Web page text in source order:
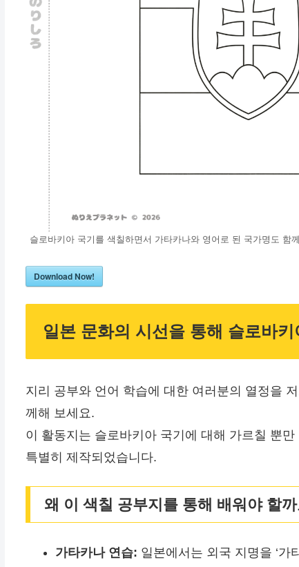
슬로바키아 국기를 색칠하면서 가타카나와 영어로 된 국가명도 함
Download Now!
일본 문화의 시선을 통해 슬로바
지리 공부와 언어 학습에 대한 여러분의 열정을
께해 보세요.
이 활동지는 슬로바키아 국기에 대해 가르칠 뿐만
특별히 제작되었습니다.
왜 이 색칠 공부지를 통해 배워야 할
가타카나 연습: 일본에서는 외국 지명을 ‘가